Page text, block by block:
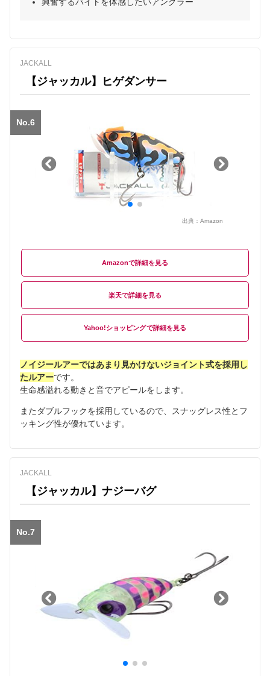
JACKALL
【ジャッカル】ヒゲダンサー
No.6
出典： Amazon
Amazon
楽天
Yahoo!ショッピング
ノイジールアーではあまり見かけないジョイント式を採用し
たルアーです。
生命感溢れる動きと音でアピールをします。
またダブルフックを採用しているので、スナッグレス性とフ
ッキング性が優れています。
JACKALL
【ジャッカル】ナジーバグ
No.7